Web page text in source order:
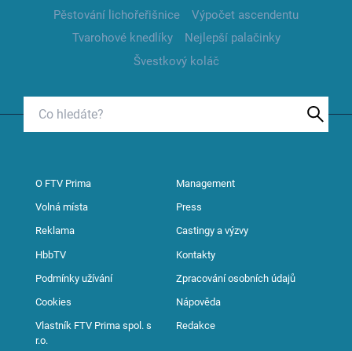
Pěstování lichořeřišnice
Výpočet ascendentu
Tvarohové knedlíky
Nejlepší palačinky
Švestkový koláč
O FTV Prima Management
Volná místa Press
Reklama Castingy a výzvy
HbbTV Kontakty
Podmínky užívání Zpracování osobních údajů
Cookies Nápověda
Vlastník FTV Prima spol. s
r.o.
Redakce